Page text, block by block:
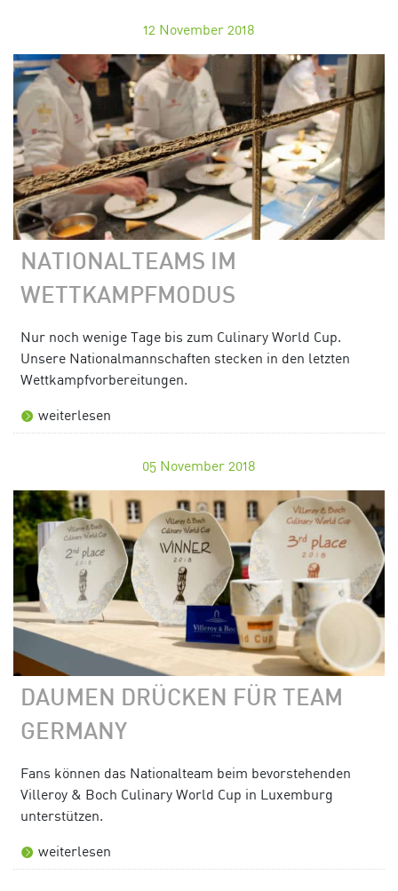
12 November 2018
NATIONALTEAMS IM
WETTKAMPFMODUS
Nur noch wenige Tage bis zum Culinary World Cup.
Unsere Nationalmannschaften stecken in den letzten
Wettkampfvorbereitungen.
weiterlesen
05 November 2018
DAUMEN DRÜCKEN FÜR TEAM
GERMANY
Fans können das Nationalteam beim bevorstehenden
Villeroy & Boch Culinary World Cup in Luxemburg
unterstützen.
weiterlesen